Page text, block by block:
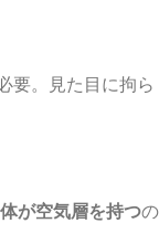
要。見た目に拘ら
が空気層を持つの